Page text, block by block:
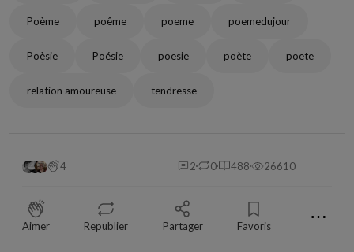
Poème poême poeme poemedujour
Poèsie Poésie poesie poète poete
relation amoureuse tendresse
4 2 0 488 26610
Aimer Republier Partager Favoris ⋯